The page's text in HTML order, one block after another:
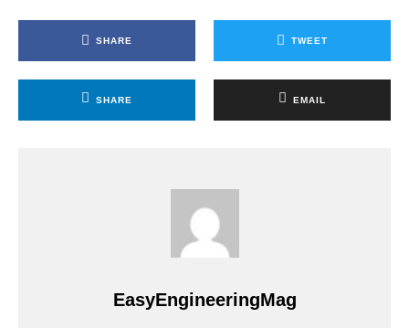
SHARE TWEET
SHARE EMAIL
EasyEngineeringMag